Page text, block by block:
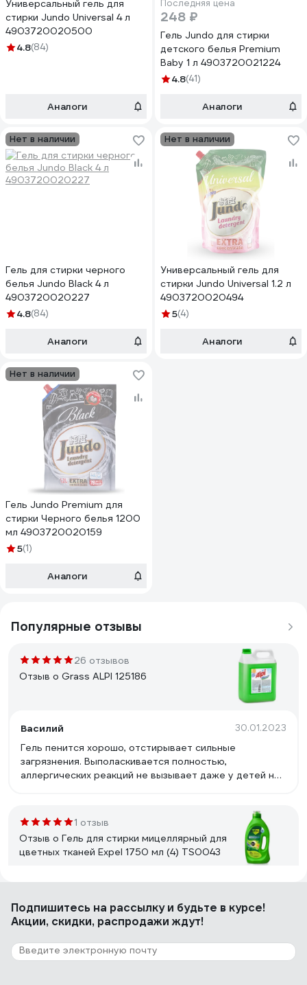
Универсальный гель для
стирки Jundo Universal 4 л
4903720020500
4.8(84)
Аналоги
Последняя цена
248 ₽
Гель Jundo для стирки
детского белья Premium
Baby 1 л 4903720021224
4.8(41)
Аналоги
Нет в наличии
Гель для стирки черного
белья Jundo Black 4 л
4903720020227
4.8(84)
Аналоги
Нет в наличии
Универсальный гель для
стирки Jundo Universal 1.2 л
4903720020494
5(4)
Аналоги
Нет в наличии
Гель Jundo Premium для
стирки Черного белья 1200
мл 4903720020159
5(1)
Аналоги
Популярные отзывы
26 отзывов
Отзыв о Grass ALPI 125186
Василий 30.01.2023
Гель пенится хорошо, отстирывает сильные
загрязнения. Выполаскивается полностью,
аллергических реакций не вызывает даже у детей не
1 отзыв
Отзыв о Гель для стирки мицеллярный для
цветных тканей Expel 1750 мл (4) TS0043
Мицелярный гель никогда ранее не пробовала, но
очень уж его мне разрекламировали. Увидела на
понравился, очень хорошо отстирывает вещи, делает
их мягкими, после стирки вещи как новенькие, возьму
Подпишитесь на рассылкуи будьте в курсе!
Акции, скидки, распродажи ждут!